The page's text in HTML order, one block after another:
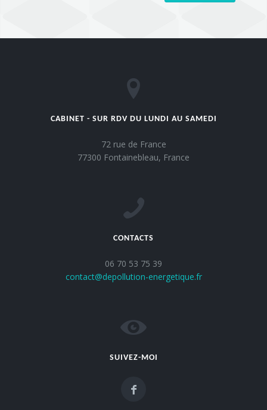
CABINET - SUR RDV DU LUNDI AU SAMEDI
72 rue de France
77300 Fontainebleau, France
CONTACTS
06 70 53 75 39
contact@depollution-energetique.fr
SUIVEZ-MOI